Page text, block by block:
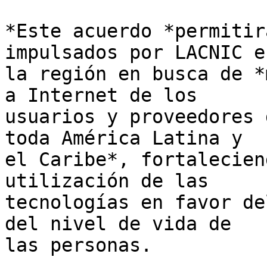
*Este acuerdo
impulsados por LACNIC
la región en busca de
a Internet de los
usuarios y
toda América Latina y
el Caribe*,
utilización de las
tecnologías en favor
del nivel de vida de
las personas.